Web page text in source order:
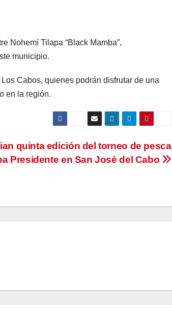
Nohemí Tilapa “Black Mamba”,
municipio.
Cabos, quienes podrán disfrutar de una
en la región.
quinta edición del torneo de pesca
Presidente en San José del Cabo